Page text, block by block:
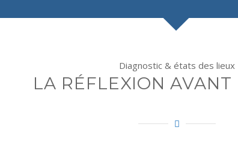
Diagnostic & états des lieux
LA RÉFLEXION AVANT